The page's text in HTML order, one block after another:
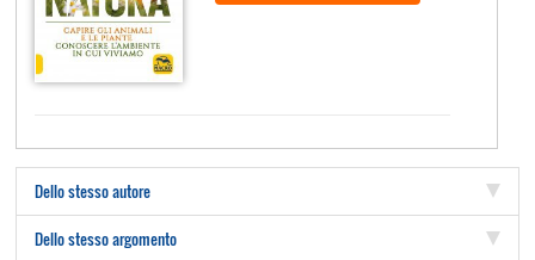
Dello stesso autore
Dello stesso argomento